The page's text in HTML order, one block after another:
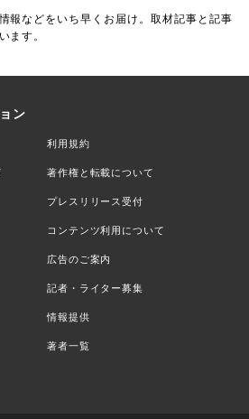
報などをいち早くお届け。取材記事と記事
ます。
ン
利用規約
著作権と転載について
プレスリリース受付
コンテンツ利用について
広告のご案内
記者・ライター募集
情報提供
著者一覧